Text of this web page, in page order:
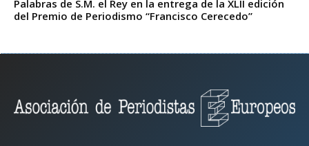
Palabras de S.M. el Rey en la entrega de la XLII edición
del Premio de Periodismo “Francisco Cerecedo”